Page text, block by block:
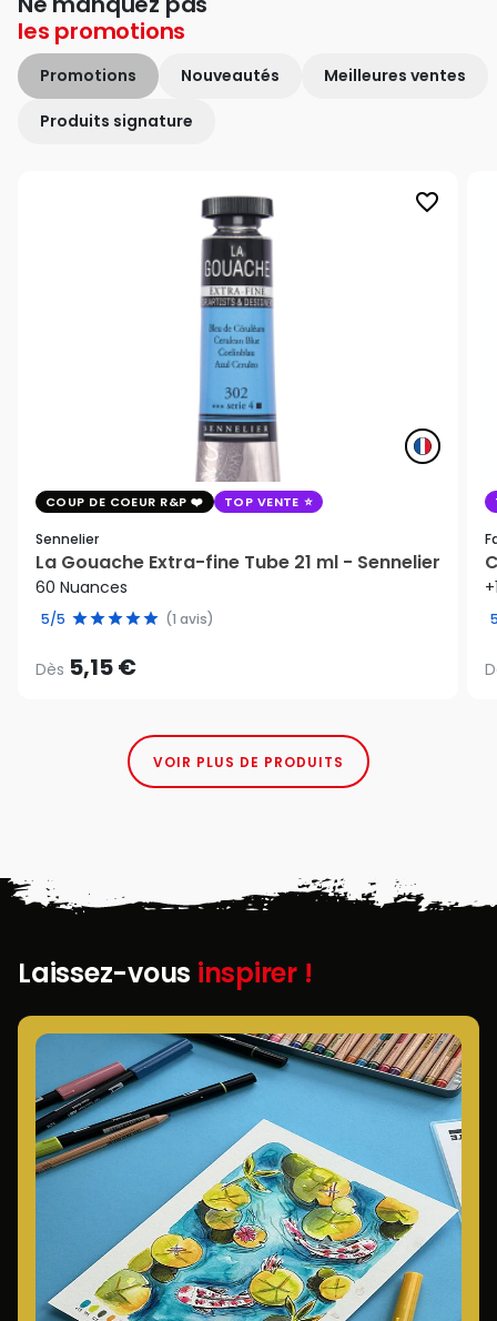
les promotions
Promotions Nouveautés Meilleures ventes
Produits signature
favorite_border
COUP DE COEUR R&P TOP VENTE
Sennelier
La Gouache Extra-fine Tube 21 ml - Sennelier
60 Nuances
5/5 (1 avis)
Dès 5,15 €
VOIR PLUS DE PRODUITS
Laissez-vous inspirer !